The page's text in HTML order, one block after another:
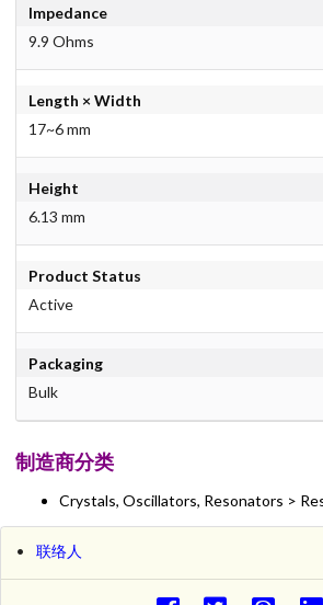
Impedance
9.9 Ohms
Length × Width
17~6 mm
Height
6.13 mm
Product Status
Active
Packaging
Bulk
制造商分类
Crystals, Oscillators, Resonators >
联络人